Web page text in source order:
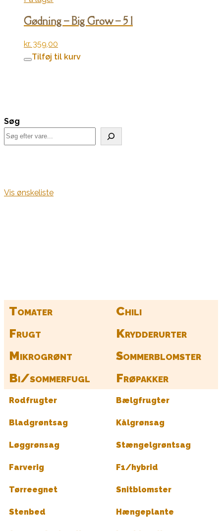
Gødning – Big Grow – 5 l
kr. 359,00
Tilføj til kurv
Søg
Vis ønskeliste
Tomater
Chili
Frugt
Krydderurter
Mikrogrønt
Sommerblomster
Bi/sommerfugl
Frøpakker
Rodfrugter Bælgfrugter
Bladgrøntsag Kålgrønsag
Løggrønsag Stængelgrøntsag
Farverig F1/hybrid
Tørreegnet Snitblomster
Stenbed Hængeplante